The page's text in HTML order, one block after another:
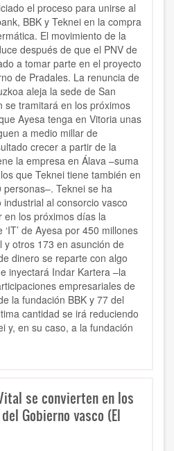
el proceso para unirse al
BBK y Teknei en la compra
El movimiento de la
después de que el PNV de
a tomar parte en el proyecto
de Pradales. La renuncia de
aleja la sede de San
se tramitará en los próximos
Ayesa tenga en Vitoria unas
a medio millar de
crecer a partir de la
la empresa en Álava –suma
que Teknei tiene también en
Teknei se ha
al consorcio vasco
en los próximos días la
de Ayesa por 450 millones
y otros 173 en asunción de
dinero se reparte con algo
inyectará Indar Kartera –la
empresariales de
la fundación BBK y 77 del
cantidad se irá reduciendo
y, en su caso, a la fundación
se convierten en los
Gobierno vasco (El